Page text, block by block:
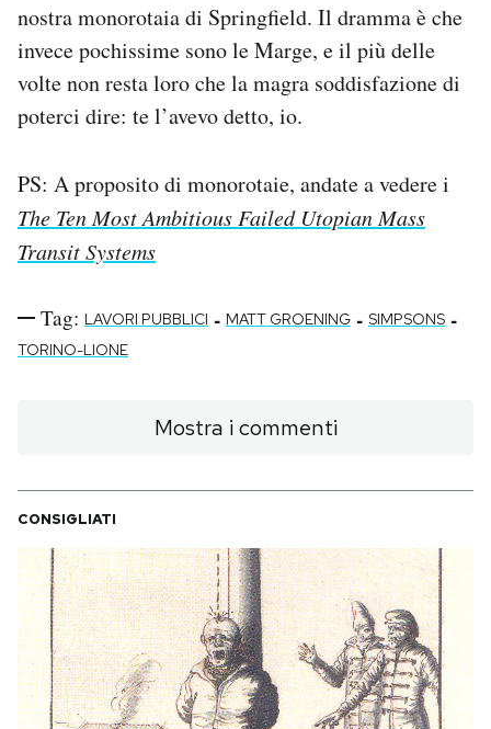
nostra monorotaia di Springfield. Il dramma è che
invece pochissime sono le Marge, e il più delle
volte non resta loro che la magra soddisfazione di
poterci dire: te l’avevo detto, io.
PS: A proposito di monorotaie, andate a vedere i
The Ten Most Ambitious Failed Utopian Mass
Transit Systems
Tag: LAVORI PUBBLICI - MATT GROENING - SIMPSONS -
TORINO-LIONE
Mostra i commenti
CONSIGLIATI